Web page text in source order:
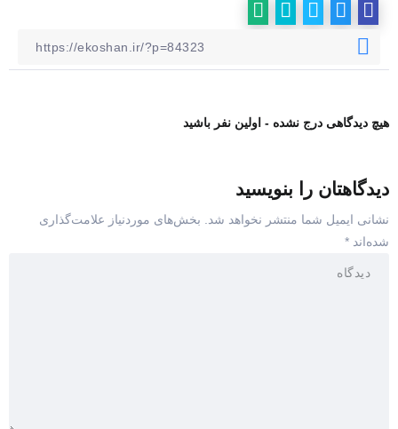
هیچ دیدگاهی درج نشده - اولین نفر باشید
دیدگاهتان را بنویسید
نشانی ایمیل شما منتشر نخواهد شد.
بخش‌های موردنیاز علامت‌گذاری
شده‌اند *